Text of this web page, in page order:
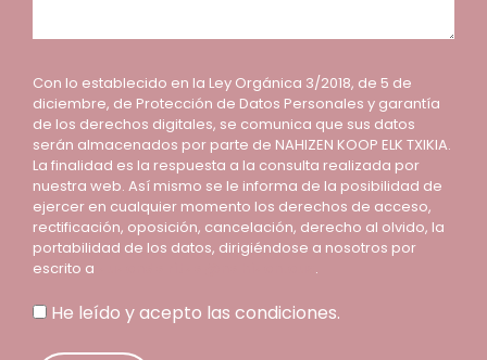
Con lo establecido en la Ley Orgánica 3/2018, de 5 de
diciembre, de Protección de Datos Personales y garantía
de los derechos digitales, se comunica que sus datos
serán almacenados por parte de NAHIZEN KOOP ELK TXIKIA.
La finalidad es la respuesta a la consulta realizada por
nuestra web. Así mismo se le informa de la posibilidad de
ejercer en cualquier momento los derechos de acceso,
rectificación, oposición, cancelación, derecho al olvido, la
portabilidad de los datos, dirigiéndose a nosotros por
escrito a
.
He leído y acepto las condiciones.